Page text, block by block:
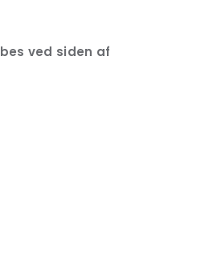
ved siden af